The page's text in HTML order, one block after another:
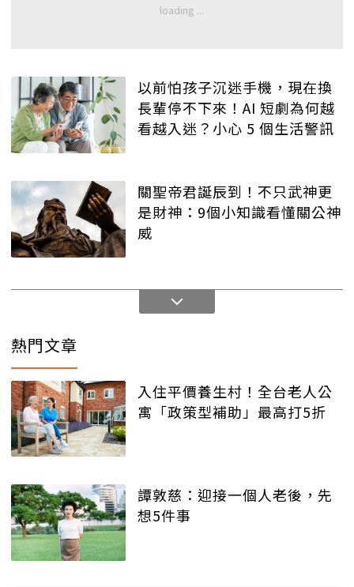
以前怕孩子沉迷手機，現在換
長輩停不下來！AI 短劇為何越
看越入迷？小心 5 個生活警訊
關聖帝君誕辰到！不只武神更
是財神：9個小知識看懂關公神
威
熱門文章
入住平價養生村！全台老人公
寓「政策型補助」最高打5折
譚敦慈：迎接一個人老後，先
想5件事